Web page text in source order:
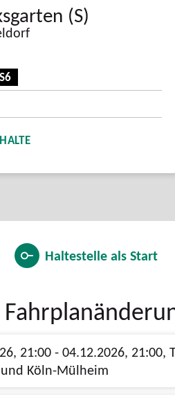
(S)
S6
Haltestelle alsStart
- Langenfeld / Köln-Mülheim sowie Haltausfall Düsseldorf-
Köln-Mülheim